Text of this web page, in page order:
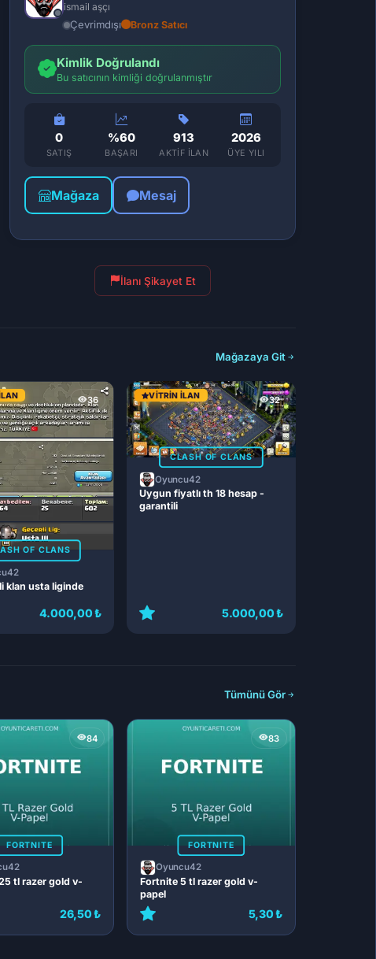
ismail aşçı
Çevrimdışı Bronz Satıcı
Kimlik Doğrulandı
Bu satıcının kimliği doğrulanmıştır
0
SATIŞ
%60
BAŞARI
913
AKTIF İLAN
2026
ÜYE YILI
Mağaza Mesaj
İlanı Şikayet Et
Mağazaya Git
36
OF CLANS
klan usta liginde
4.000,00 ₺
32
VITRIN İLAN
CLASH OF CLANS
Oyuncu42
Uygun fiyatlı th 18 hesap -
garantili
5.000,00 ₺
Tümünü Gör
84
FORTNITE
tl razer gold v-
26,50 ₺
83
FORTNITE
Oyuncu42
Fortnite 5 tl razer gold v-
papel
5,30 ₺